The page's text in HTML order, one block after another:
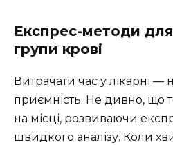
Експрес-методи
групи крові
Витрачати час у лікарні —
приємність. Не дивно, що
на місці, розвиваючи
швидкого аналізу. Коли